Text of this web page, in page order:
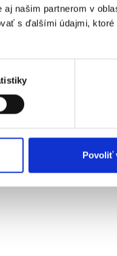
našim partnerom v
s ďalšími údajmi,
Povoliť